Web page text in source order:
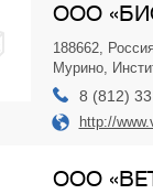
ООО
188662,
Мурино,
8 (812)
http://
ООО